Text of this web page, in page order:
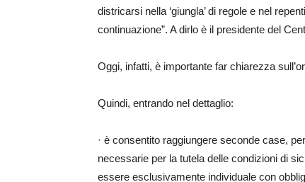
districarsi nella ‘giungla’ di regole e nel
continuazione”. A dirlo è il presidente del
Oggi, infatti, è importante far chiarezza
Quindi, entrando nel dettaglio:
· è consentito raggiungere seconde case,
necessarie per la tutela delle condizioni di
essere esclusivamente individuale con